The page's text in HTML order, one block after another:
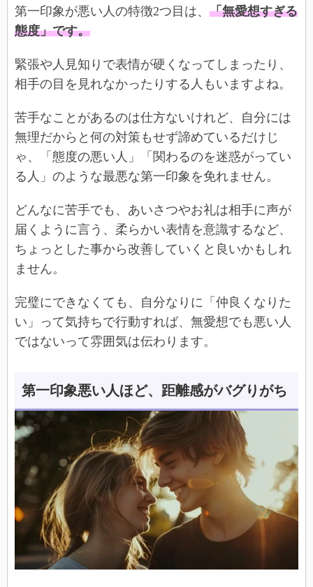
第一印象が悪い人の特徴2つ目は、 「無愛想すぎる
態度」です。
緊張や人見知りで表情が硬くなってしまったり、
相手の目を見れなかったりする人もいますよね。
苦手なことがあるのは仕方ないけれど、自分には
無理だからと何の対策もせず諦めているだけじ
ゃ、「態度の悪い人」「関わるのを迷惑がってい
る人」のような最悪な第一印象を免れません。
どんなに苦手でも、あいさつやお礼は相手に声が
届くように言う、柔らかい表情を意識するなど、
ちょっとした事から改善していくと良いかもしれ
ません。
完璧にできなくても、自分なりに「仲良くなりた
い」って気持ちで行動すれば、無愛想でも悪い人
ではないって雰囲気は伝わります。
第一印象悪い人ほど、距離感がバグりがち